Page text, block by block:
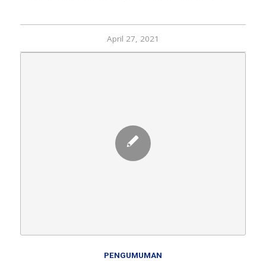
April 27, 2021
PENGUMUMAN